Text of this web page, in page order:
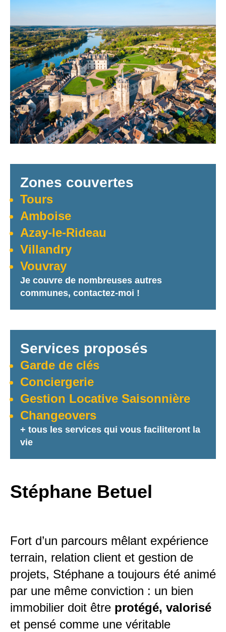
Zones couvertes
Tours
Amboise
Azay-le-Rideau
Villandry
Vouvray
Je couvre de nombreuses autres
communes, contactez-moi !
Services proposés
Garde de clés
Conciergerie
Gestion Locative Saisonnière
Changeovers
+ tous les services qui vous faciliteront la
vie
Stéphane Betuel
Fort d’un parcours mêlant expérience
terrain, relation client et gestion de
projets, Stéphane a toujours été animé
par une même conviction : un bien
immobilier doit être protégé, valorisé
et pensé comme une véritable